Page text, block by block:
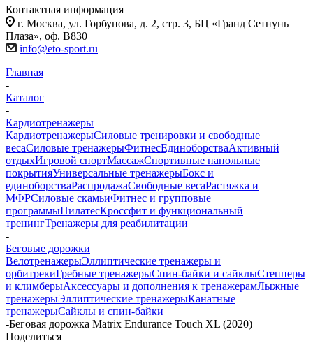
Контактная информация
г. Москва, ул. Горбунова, д. 2, стр. 3, БЦ «Гранд Сетнунь
Плаза», оф. В830
info@eto-sport.ru
Главная
-
Каталог
-
Кардиотренажеры
КардиотренажерыСиловые тренировки и свободные
весаСиловые тренажерыФитнесЕдиноборстваАктивный
отдыхИгровой спортМассажСпортивные напольные
покрытияУниверсальные тренажерыБокс и
единоборстваРаспродажаСвободные весаРастяжка и
МФРСиловые скамьиФитнес и групповые
программыПилатесКроссфит и функциональный
тренингТренажеры для реабилитации
-
Беговые дорожки
ВелотренажерыЭллиптические тренажеры и
орбитрекиГребные тренажерыСпин-байки и сайклыСтепперы
и климберыАксессуары и дополнения к тренажерамЛыжные
тренажерыЭллиптические тренажерыКанатные
тренажерыСайклы и спин-байки
-Беговая дорожка Matrix Endurance Touch XL (2020)
Поделиться